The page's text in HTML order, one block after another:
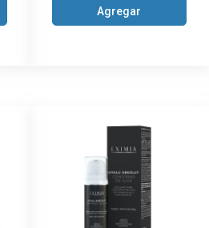
Agregar